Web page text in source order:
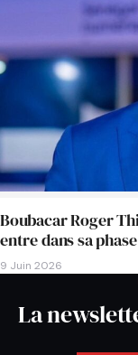
Boubacar Roger
entre dans sa
9 Juin 2026
La